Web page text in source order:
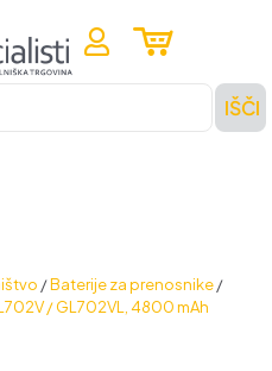
IŠČI
/Baterije za prenosnike /
/ GL702VL, 4800 mAh